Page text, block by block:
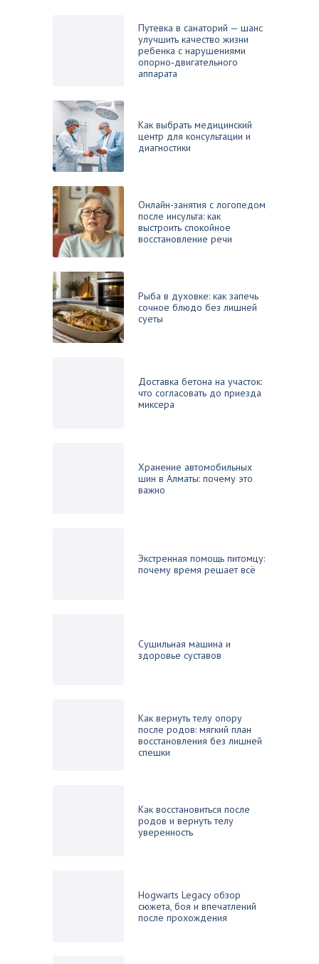
Путевка в санаторий — шанс
улучшить качество жизни
ребенка с нарушениями
опорно‑двигательного
аппарата
Как выбрать медицинский
центр для консультации и
диагностики
Онлайн-занятия с логопедом
после инсульта: как
выстроить спокойное
восстановление речи
Рыба в духовке: как запечь
сочное блюдо без лишней
суеты
Доставка бетона на участок:
что согласовать до приезда
миксера
Хранение автомобильных
шин в Алматы: почему это
важно
Экстренная помощь питомцу:
почему время решает всё
Сушильная машина и
здоровье суставов
Как вернуть телу опору
после родов: мягкий план
восстановления без лишней
спешки
Как восстановиться после
родов и вернуть телу
уверенность
Hogwarts Legacy обзор
сюжета, боя и впечатлений
после прохождения